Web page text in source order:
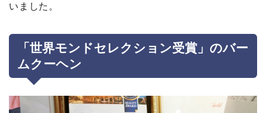
いました。
「世界モンドセレクション受賞」のバー
ムクーヘン